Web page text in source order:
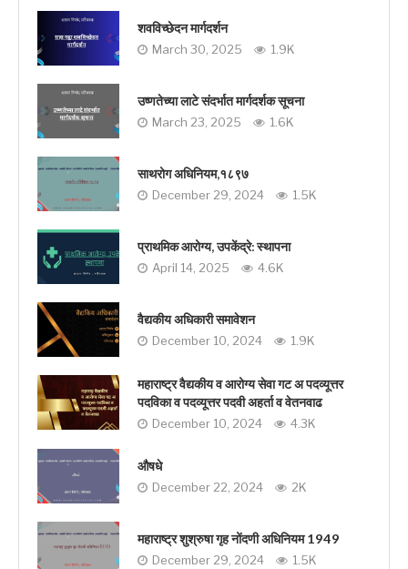
शवविच्छेदन मार्गदर्शन
March 30, 2025 1.9K
उष्णतेच्या लाटे संदर्भात मार्गदर्शक सूचना
March 23, 2025 1.6K
साथरोग अधिनियम,१८९७
December 29, 2024 1.5K
प्राथमिक आरोग्य, उपकेंद्रे: स्थापना
April 14, 2025 4.6K
वैद्यकीय अधिकारी समावेशन
December 10, 2024 1.9K
महाराष्ट्र वैद्यकीय व आरोग्य सेवा गट अ पदव्यूत्तर
पदविका व पदव्यूत्तर पदवी अहर्ता व वेतनवाढ
December 10, 2024 4.3K
औषधे
December 22, 2024 2K
महाराष्ट्र शुश्रुषा गृह नोंदणी अधिनियम 1949
December 29, 2024 1.5K